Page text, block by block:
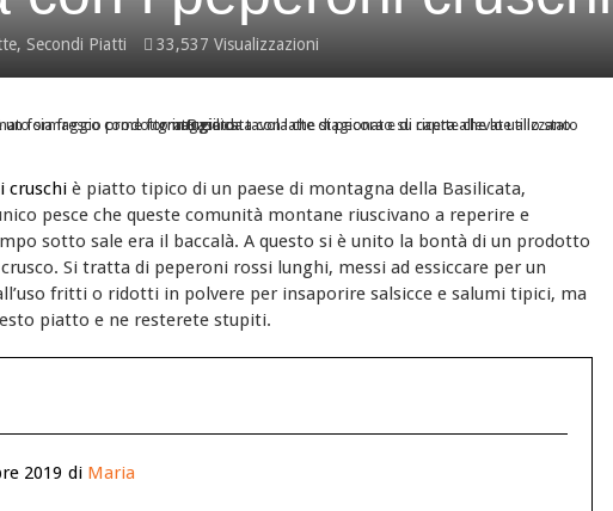
, Secondi Piatti 33,537 Visualizzazioni
Il canestrato di Moliterno è un formaggio prodotto in Basilicata con latte di pecora e di capra allevate allo stato brado ed è ottimo consumato sia fresco come formaggio da tavola che stagionato su ricette che lo utilizzano grattugiato.
cruschiè piatto tipico di un paese di montagna della Basilicata,
pesce che queste comunità montane riuscivano a reperire e
sotto sale era il baccalà. A questo si è unito la bontà di un prodotto
Si tratta di peperoni rossi lunghi, messi ad essiccare per un
fritti o ridotti in polvere per insaporire salsicce e salumi tipici, ma
piatto e ne resterete stupiti.
2019 di Maria